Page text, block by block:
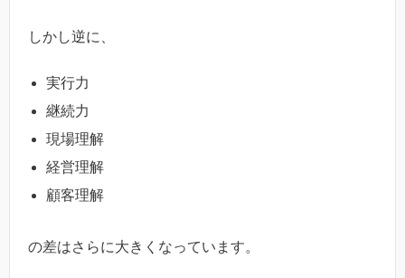
しかし逆に、
実行力
継続力
現場理解
経営理解
顧客理解
の差はさらに大きくなっています。